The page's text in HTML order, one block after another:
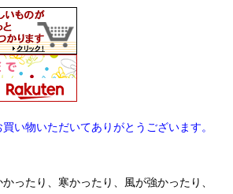
い物いただいてありがとうございます。
ったり、寒かったり、風が強かったり、